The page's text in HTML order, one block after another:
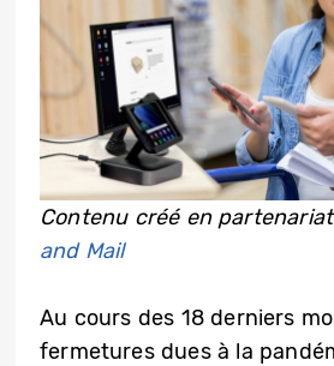
Contenu créé en
and Mail
Au cours des 18 derniers
fermetures dues à la